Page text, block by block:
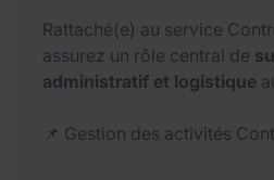
Rattaché(e) au service
assurez un rôle central de
administratif et logistique
📌 Gestion des activités